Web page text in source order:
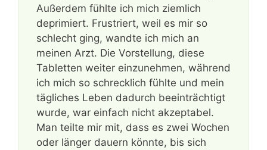
Außerdem fühlte ich mich ziemlich
deprimiert. Frustriert, weil es mir so
schlecht ging, wandte ich mich an
meinen Arzt. Die Vorstellung, diese
Tabletten weiter einzunehmen, während
ich mich so schrecklich fühlte und mein
tägliches Leben dadurch beeinträchtigt
wurde, war einfach nicht akzeptabel.
Man teilte mir mit, dass es zwei Wochen
oder länger dauern könnte, bis sich